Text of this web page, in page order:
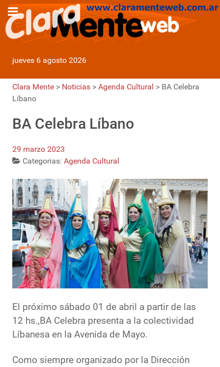
jueves 6 agosto 2026
Clara Mente > Noticias > Agenda Cultural > BA Celebra
Líbano
BA Celebra Líbano
29 marzo 2023
Categorias: Agenda Cultural
El próximo sábado 01 de abril a partir de las
12 hs.,BA Celebra presenta a la colectividad
Líbanesa en la Avenida de Mayo.
Como siempre organizado por la Dirección